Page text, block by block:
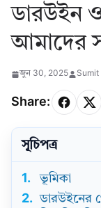
ডারউইন ও
আমাদের
জুন 30, 2025 Sumit
Share:
সূচিপত্র
1.
ভূমিকা
2.
ডারউইনের